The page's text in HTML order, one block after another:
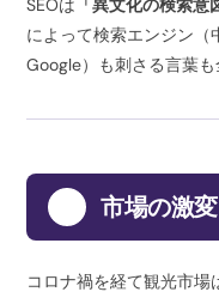
によって検索エンジン（
Google）も刺さる言葉も
市場の激
コロナ禍を経て観光市